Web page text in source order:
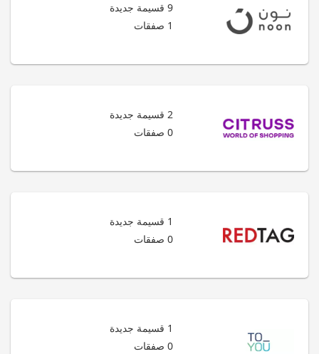
9 قسيمة جديدة
1 صفقات
2 قسيمة جديدة
0 صفقات
1 قسيمة جديدة
0 صفقات
1 قسيمة جديدة
0 صفقات